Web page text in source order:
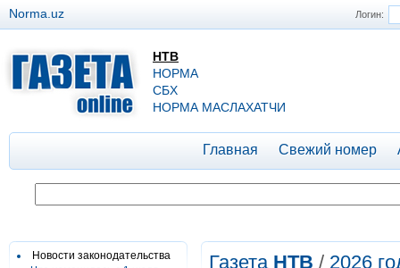
Логин:
Norma.uz
НТВ
НОРМА
СБХ
НОРМА МАСЛАХАТЧИ
Главная Свежий номер
Новости законодательства
Газета НТВ / 2026